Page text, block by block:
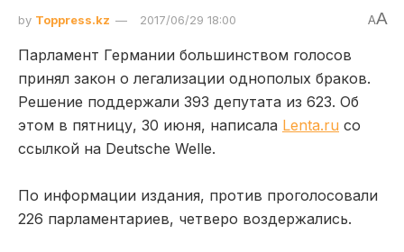
by Toppress.kz 2017/06/29 18:00 AA
Парламент Германии большинством голосов
принял закон о легализации однополых браков.
Решение поддержали 393 депутата из 623. Об
этом в пятницу, 30 июня, написала Lenta.ru со
ссылкой на Deutsche Welle.
По информации издания, против проголосовали
226 парламентариев, четверо воздержались.